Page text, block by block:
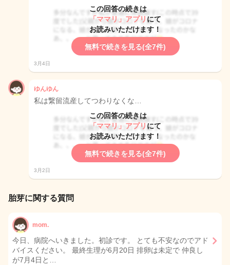
この回答の続きは
「ママリ」アプリ にて
お読みいただけます！
無料で続きを見る(全7件)
3月4日
ゆんゆん
私は繋留流産してつわりなくな…
この回答の続きは
「ママリ」アプリ にて
お読みいただけます！
無料で続きを見る(全7件)
3月2日
胎芽に関する質問
mom.
今日、病院へいきました。初診です。 とても不安なのでアド
バイスください。 最終生理が6月20日 排卵は未定で 仲良し
が7月4日と…